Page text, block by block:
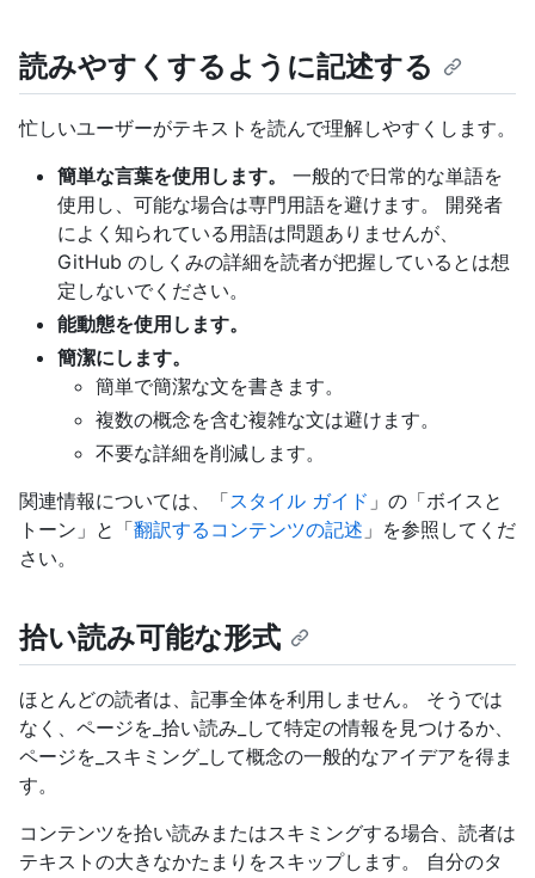
読みやすくするように記述する
忙しいユーザーがテキストを読んで理解しやすくします。
簡単な言葉を使用します。
一般的で日常的な単語を
使用し、可能な場合は専門用語を避けます。 開発者
によく知られている用語は問題ありませんが、
GitHub のしくみの詳細を読者が把握しているとは想
定しないでください。
能動態を使用します。
簡潔にします。
簡単で簡潔な文を書きます。
複数の概念を含む複雑な文は避けます。
不要な詳細を削減します。
関連情報については、「スタイル ガイド 」の「ボイスと
トーン」と「翻訳するコンテンツの記述 」を参照してくだ
さい。
拾い読み可能な形式
ほとんどの読者は、記事全体を利用しません。 そうでは
なく、ページを_拾い読み_して特定の情報を見つけるか、
ページを_スキミング_して概念の一般的なアイデアを得ま
す。
コンテンツを拾い読みまたはスキミングする場合、読者は
テキストの大きなかたまりをスキップします。 自分のタ